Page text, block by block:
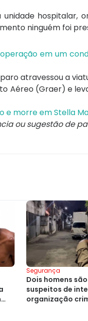
hospitalar,
ninguém foi
em um
atravessou a
Aéreo (Graer) e
e morre em Stella
ou sugestão de
Segurança
Dois homens
suspeitos de
organização